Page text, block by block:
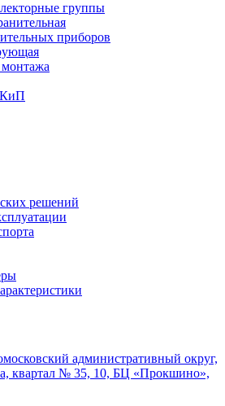
группы
приборов
КиП
решений
административный округ,
квартал № 35, 10, БЦ «Прокшино»,